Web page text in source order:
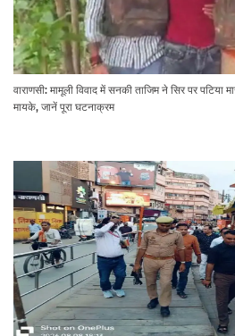
वाराणसी: मामूली विवाद में सनकी ताजिम ने सिर पर पटिया
मायके, जानें पूरा घटनाक्रम